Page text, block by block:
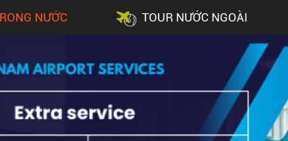
NƯỚC TOUR NƯỚC NGOÀI